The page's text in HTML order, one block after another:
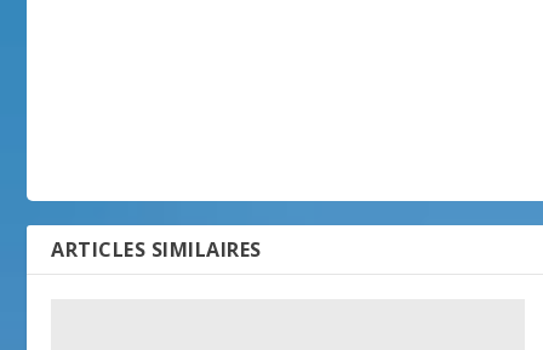
ARTICLES SIMILAIRES